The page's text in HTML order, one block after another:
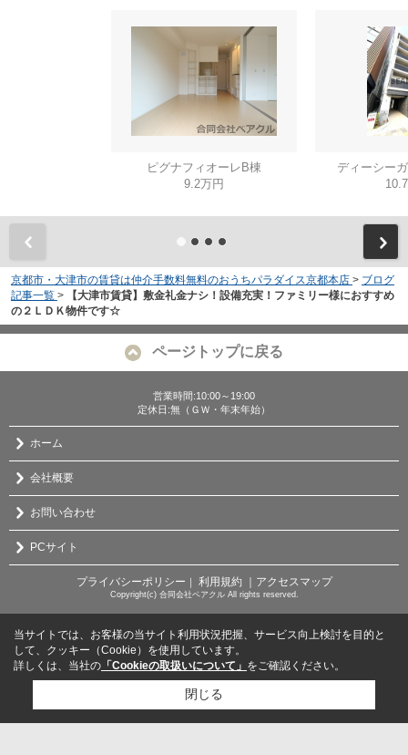
ピグナフィオーレB棟
9.2万円
ディーシー
京都市・大津市の賃貸は仲介手数料無料のおうちパラダイス京都本店 > ブログ
記事一覧 >
【大津市賃貸】敷金礼金ナシ！設備充実！ファミリー様におすすめ
の２ＬＤＫ物件です☆
ページトップに戻る
営業時間:10:00～19:00
定休日:無（ＧＷ・年末年始）
ホーム
会社概要
お問い合わせ
PCサイト
プライバシーポリシー ｜ 利用規約 ｜アクセスマップ
Copyright(c) 合同会社ベアクル All rights reserved.
当サイトでは、お客様の当サイト利用状況把握、サービス向上検討を目的と
して、クッキー（Cookie）を使用しています。
詳しくは、当社の 「Cookieの取扱いについて」 をご確認ください。
閉じる